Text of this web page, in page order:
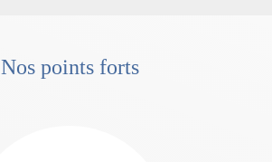
Nos points forts